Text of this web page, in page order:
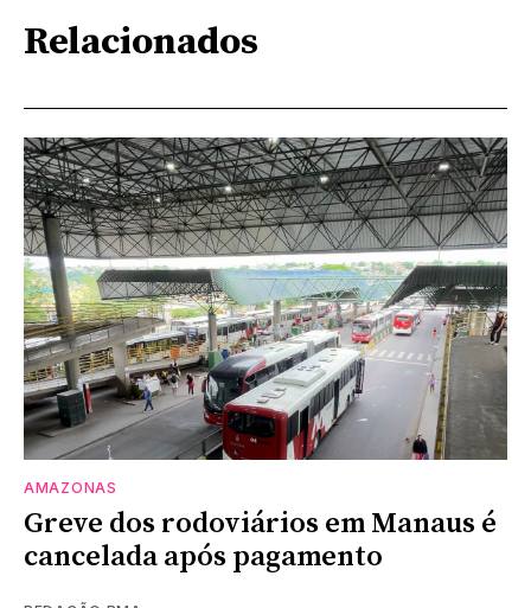
Relacionados
AMAZONAS
Greve dos rodoviários em Manaus é
cancelada após pagamento